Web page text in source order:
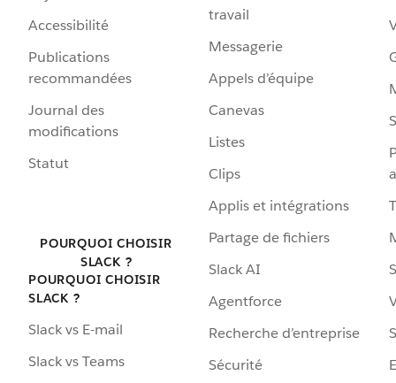
Accessibilité
Publications
recommandées
Journal des
modifications
Statut
POURQUOI CHOISIR
SLACK ?
POURQUOI CHOISIR
SLACK ?
Slack vs E-mail
Slack vs Teams
travail
Messagerie
Appels d’équipe
Canevas
Listes
Clips
Applis et intégrations
Partage de fichiers
Slack AI
Agentforce
Recherche d’entreprise
Sécurité